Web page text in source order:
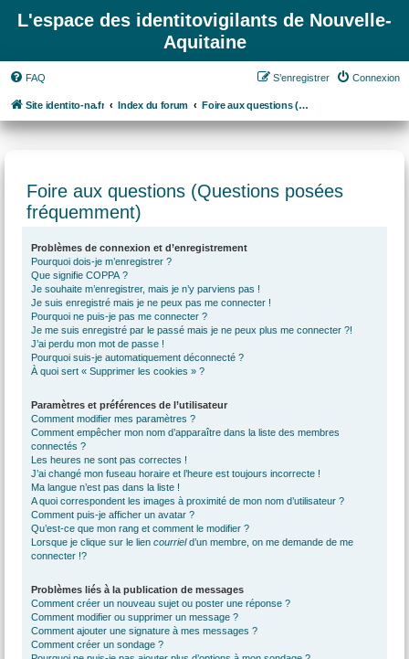
L'espace des identitovigilants de Nouvelle-
Aquitaine
FAQ Connexion
S’enregistrer
Site identito-na.fr Index du forum Foire aux questions (Questions posées fréquemment)
Foire aux questions (Questions posées
fréquemment)
Problèmes de connexion et d’enregistrement
Pourquoi dois-je m’enregistrer ?
Que signifie COPPA ?
Je souhaite m’enregistrer, mais je n’y parviens pas !
Je suis enregistré mais je ne peux pas me connecter !
Pourquoi ne puis-je pas me connecter ?
Je me suis enregistré par le passé mais je ne peux plus me connecter ?!
J’ai perdu mon mot de passe !
Pourquoi suis-je automatiquement déconnecté ?
À quoi sert « Supprimer les cookies » ?
Paramètres et préférences de l’utilisateur
Comment modifier mes paramètres ?
Comment empêcher mon nom d’apparaître dans la liste des membres
connectés ?
Les heures ne sont pas correctes !
J’ai changé mon fuseau horaire et l’heure est toujours incorrecte !
Ma langue n’est pas dans la liste !
A quoi correspondent les images à proximité de mon nom d’utilisateur ?
Comment puis-je afficher un avatar ?
Qu’est-ce que mon rang et comment le modifier ?
Lorsque je clique sur le lien courrield’un membre, on me demande de me
connecter !?
Problèmes liés à la publication de messages
Comment créer un nouveau sujet ou poster une réponse ?
Comment modifier ou supprimer un message ?
Comment ajouter une signature à mes messages ?
Comment créer un sondage ?